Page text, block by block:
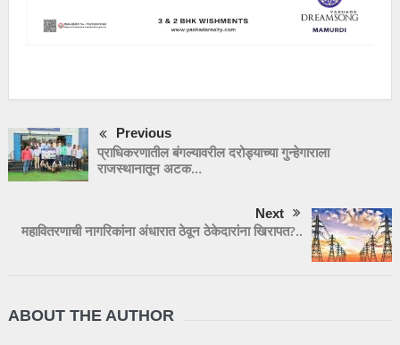
Previous
प्राधिकरणातील बंगल्यावरील दरोड्याच्या गुन्हेगाराला
राजस्थानातून अटक…
Next
महावितरणाची नागरिकांना अंधारात ठेवून ठेकेदारांना खिरापत?..
ABOUT THE AUTHOR